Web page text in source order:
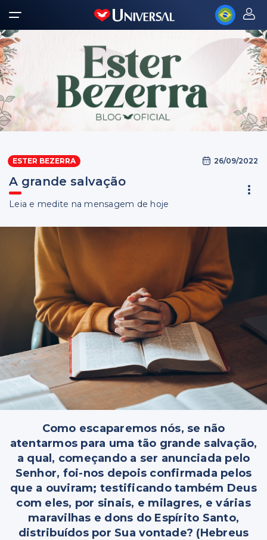
ESTER BEZERRA 26/09/2022
A grande salvação
Leia e medite na mensagem de hoje
Como escaparemos nós, se não
atentarmos para uma tão grande salvação,
a qual, começando a ser anunciada pelo
Senhor, foi-nos depois confirmada pelos
que a ouviram; testificando também Deus
com eles, por sinais, e milagres, e várias
maravilhas e dons do Espírito Santo,
distribuídos por Sua vontade? (Hebreus